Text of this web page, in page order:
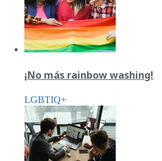
¡No más rainbow washing!
LGBTIQ+